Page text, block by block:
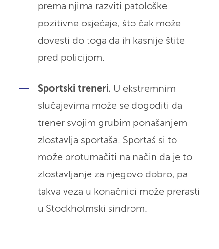
prema njima razviti patološke
pozitivne osjećaje, što čak može
dovesti do toga da ih kasnije štite
pred policijom.
Sportski treneri. U ekstremnim
slučajevima može se dogoditi da
trener svojim grubim ponašanjem
zlostavlja sportaša. Sportaš si to
može protumačiti na način da je to
zlostavljanje za njegovo dobro, pa
takva veza u konačnici može prerasti
u Stockholmski sindrom.